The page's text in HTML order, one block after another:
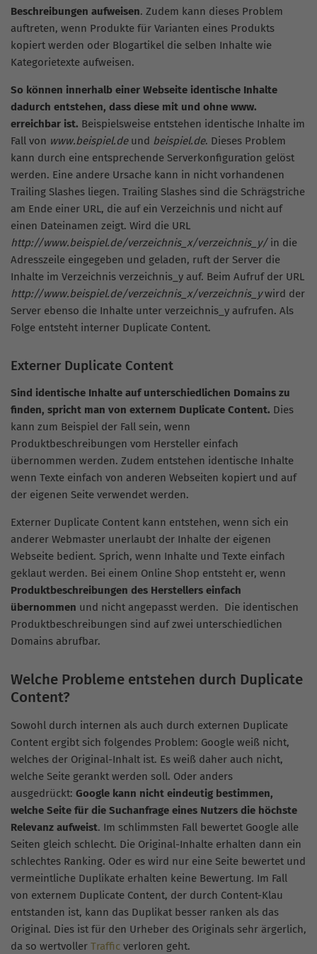
Beschreibungen aufweisen. Zudem kann dieses Problem
auftreten, wenn Produkte für Varianten eines Produkts
kopiert werden oder Blogartikel die selben Inhalte wie
Kategorietexte aufweisen.
So können innerhalb einer Webseite identische Inhalte
dadurch entstehen, dass diese mit und ohne www.
erreichbar ist. Beispielsweise entstehen identische Inhalte im
Fall von www.beispiel.deund beispiel.de. Dieses Problem
kann durch eine entsprechende Serverkonfiguration gelöst
werden. Eine andere Ursache kann in nicht vorhandenen
Trailing Slashes liegen. Trailing Slashes sind die Schrägstriche
am Ende einer URL, die auf ein Verzeichnis und nicht auf
einen Dateinamen zeigt. Wird die URL
http://www.beispiel.de/verzeichnis_x/verzeichnis_y/in die
Adresszeile eingegeben und geladen, ruft der Server die
Inhalte im Verzeichnis verzeichnis_y auf. Beim Aufruf der URL
http://www.beispiel.de/verzeichnis_x/verzeichnis_ywird der
Server ebenso die Inhalte unter verzeichnis_y aufrufen. Als
Folge entsteht interner Duplicate Content.
Externer Duplicate Content
Sind identische Inhalte auf unterschiedlichen Domains zu
finden, spricht man von externem Duplicate Content. Dies
kann zum Beispiel der Fall sein, wenn
Produktbeschreibungen vom Hersteller einfach
übernommen werden. Zudem entstehen identische Inhalte
wenn Texte einfach von anderen Webseiten kopiert und auf
der eigenen Seite verwendet werden.
Externer Duplicate Content kann entstehen, wenn sich ein
anderer Webmaster unerlaubt der Inhalte der eigenen
Webseite bedient. Sprich, wenn Inhalte und Texte einfach
geklaut werden. Bei einem Online Shop entsteht er, wenn
Produktbeschreibungen des Herstellers einfach
übernommen und nicht angepasst werden. Die identischen
Produktbeschreibungen sind auf zwei unterschiedlichen
Domains abrufbar.
Welche Probleme entstehen durch Duplicate
Content?
Sowohl durch internen als auch durch externen Duplicate
Content ergibt sich folgendes Problem: Google weiß nicht,
welches der Original-Inhalt ist. Es weiß daher auch nicht,
welche Seite gerankt werden soll. Oder anders
ausgedrückt: Google kann nicht eindeutig bestimmen,
welche Seite für die Suchanfrage eines Nutzers die höchste
Relevanz aufweist. Im schlimmsten Fall bewertet Google alle
Seiten gleich schlecht. Die Original-Inhalte erhalten dann ein
schlechtes Ranking. Oder es wird nur eine Seite bewertet und
vermeintliche Duplikate erhalten keine Bewertung. Im Fall
von externem Duplicate Content, der durch Content-Klau
entstanden ist, kann das Duplikat besser ranken als das
Original. Dies ist für den Urheber des Originals sehr ärgerlich,
da so wertvoller Traffic verloren geht.